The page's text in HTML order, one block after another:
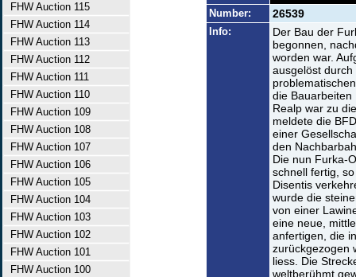
FHW Auction 115
FHW Auction 114
FHW Auction 113
FHW Auction 112
FHW Auction 111
FHW Auction 110
FHW Auction 109
FHW Auction 108
FHW Auction 107
FHW Auction 106
FHW Auction 105
FHW Auction 104
FHW Auction 103
FHW Auction 102
FHW Auction 101
FHW Auction 100
Number: 26539
Info:
Der Bau der
begonnen,
worden war.
ausgelöst
die Bauarbeiten
Realp war zu
meldete die
einer
den
Die nun Furka-
schnell fertig,
Disentis
wurde die
von einer
eine neue,
anfertigen, die
zurückgezogen
liess. Die
weltberühmt